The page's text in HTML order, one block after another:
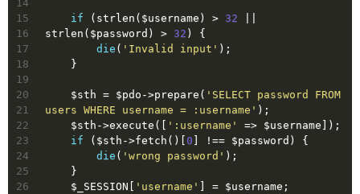
14
15
16
17
18
19
20
21
22
23
24
25
26
if (strlen($username) > 32
strlen($password) > 32 ) {
die ( 'Invalid input' );
    }
    $sth = $pdo->prepare(
'SELECT password FROM
users WHERE username = :username' );
    $sth->execute([
':username'
=> $username]);
if ($sth->fetch()[ 0 ] !== $password) {
die ( 'wrong password' );
    }
    $_SESSION[
'username' ] = $username;